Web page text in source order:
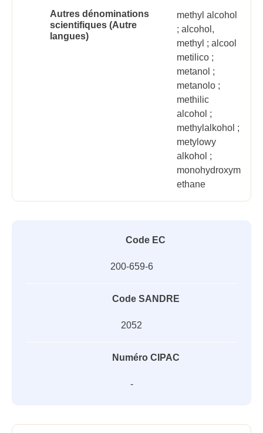
Autres dénominations
scientifiques (Autre
langues)
methyl alcohol
; alcohol,
methyl ; alcool
metilico ;
metanol ;
metanolo ;
methilic
alcohol ;
methylalkohol ;
metylowy
alkohol ;
monohydroxym
ethane
Code EC
200-659-6
Code SANDRE
2052
Numéro CIPAC
-